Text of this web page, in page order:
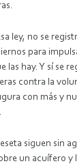
ley, no se
para
las hay. Y sí se
contra la
con más y
siguen sin
un acuífero y